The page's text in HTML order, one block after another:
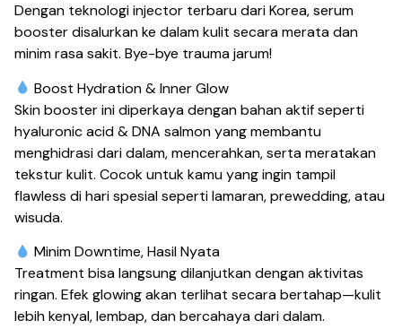
Dengan teknologi injector terbaru dari Korea, serum
booster disalurkan ke dalam kulit secara merata dan
minim rasa sakit. Bye-bye trauma jarum!
Boost Hydration & Inner Glow
Skin booster ini diperkaya dengan bahan aktif seperti
hyaluronic acid & DNA salmon yang membantu
menghidrasi dari dalam, mencerahkan, serta meratakan
tekstur kulit. Cocok untuk kamu yang ingin tampil
flawless di hari spesial seperti lamaran, prewedding, atau
wisuda.
Minim Downtime, Hasil Nyata
Treatment bisa langsung dilanjutkan dengan aktivitas
ringan. Efek glowing akan terlihat secara bertahap—kulit
lebih kenyal, lembap, dan bercahaya dari dalam.